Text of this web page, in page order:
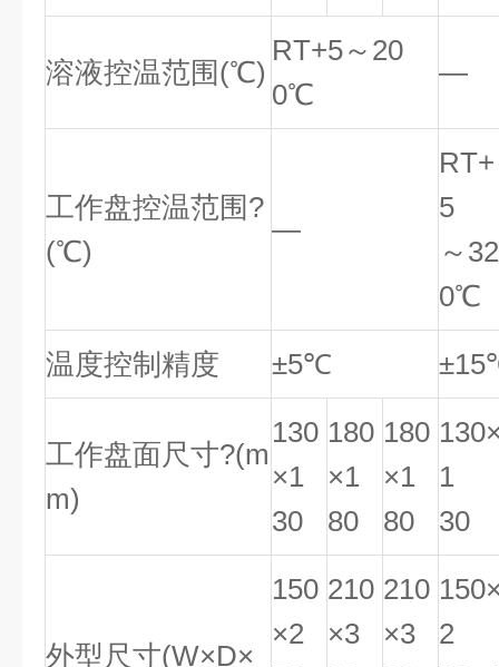
溶液控温范围(℃)
RT+5～20
0℃
—
工作盘控温范围?
(℃)
—
RT+
5
～32
0℃
温度控制精度 ±5℃
工作盘面尺寸?(m
m)
130
×1
30
180
×1
80
180
×1
80
1
30
外型尺寸(W×D×
150
×2
210
×3
210
×3
2